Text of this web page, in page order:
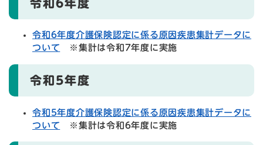
令和6年度
令和6年度介護保険認定に係る原因疾患集計データに
ついて ※集計は令和7年度に実施
令和5年度
令和5年度介護保険認定に係る原因疾患集計データに
ついて ※集計は令和6年度に実施